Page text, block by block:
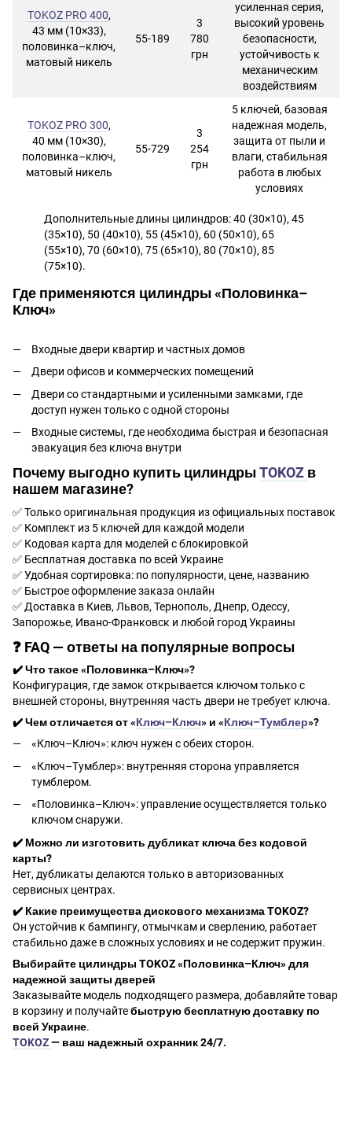
TOKOZ PRO 400,
43 мм (10×33),
половинка–ключ,
матовый никель
55-189
3
780
грн
усиленная серия,
высокий уровень
безопасности,
устойчивость к
механическим
воздействиям
TOKOZ PRO 300,
40 мм (10×30),
половинка–ключ,
матовый никель
55-729
3
254
грн
5 ключей, базовая
надежная модель,
защита от пыли и
влаги, стабильная
работа в любых
условиях
Дополнительные длины цилиндров: 40 (30×10), 45
(35×10), 50 (40×10), 55 (45×10), 60 (50×10), 65
(55×10), 70 (60×10), 75 (65×10), 80 (70×10), 85
(75×10).
Где применяются цилиндры «Половинка–
Ключ»
Входные двери квартир и частных домов
Двери офисов и коммерческих помещений
Двери со стандартными и усиленными замками, где
доступ нужен только с одной стороны
Входные системы, где необходима быстрая и безопасная
эвакуация без ключа внутри
Почему выгодно купить цилиндрыTOKOZ в
нашем магазине?
✅ Только оригинальная продукция из официальных поставок
✅ Комплект из 5 ключей для каждой модели
✅ Кодовая карта для моделей с блокировкой
✅ Бесплатная доставка по всей Украине
✅ Удобная сортировка: по популярности, цене, названию
✅ Быстрое оформление заказа онлайн
✅ Доставка в Киев, Львов, Тернополь, Днепр, Одессу,
Запорожье, Ивано-Франковск и любой город Украины
❓ FAQ — ответы на популярные вопросы
✔️ Что такое «Половинка–Ключ»?
Конфигурация, где замок открывается ключом только с
внешней стороны, внутренняя часть двери не требует ключа.
✔️ Чем отличается от «Ключ–Ключ» и «Ключ–Тумблер»?
«Ключ–Ключ»: ключ нужен с обеих сторон.
«Ключ–Тумблер»: внутренняя сторона управляется
тумблером.
«Половинка–Ключ»: управление осуществляется только
ключом снаружи.
✔️ Можно ли изготовить дубликат ключа без кодовой
карты?
Нет, дубликаты делаются только в авторизованных
сервисных центрах.
✔️ Какие преимущества дискового механизма TOKOZ?
Он устойчив к бампингу, отмычкам и сверлению, работает
стабильно даже в сложных условиях и не содержит пружин.
Выбирайте цилиндры TOKOZ «Половинка–Ключ» для
надежной защиты дверей
Заказывайте модель подходящего размера, добавляйте товар
в корзину и получайтебыструю бесплатную доставку по
всей Украине.
TOKOZ— ваш надежный охранник 24/7.